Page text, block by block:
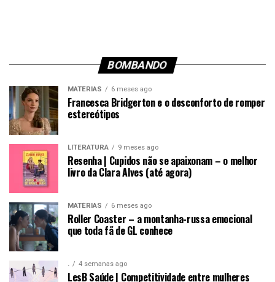
BOMBANDO
MATÉRIAS 6 meses ago
Francesca Bridgerton e o desconforto de romper
estereótipos
LITERATURA 9 meses ago
Resenha | Cupidos não se apaixonam – o melhor
livro da Clara Alves (até agora)
MATÉRIAS 6 meses ago
Roller Coaster – a montanha-russa emocional
que toda fã de GL conhece
. 4 semanas ago
LesB Saúde | Competitividade entre mulheres